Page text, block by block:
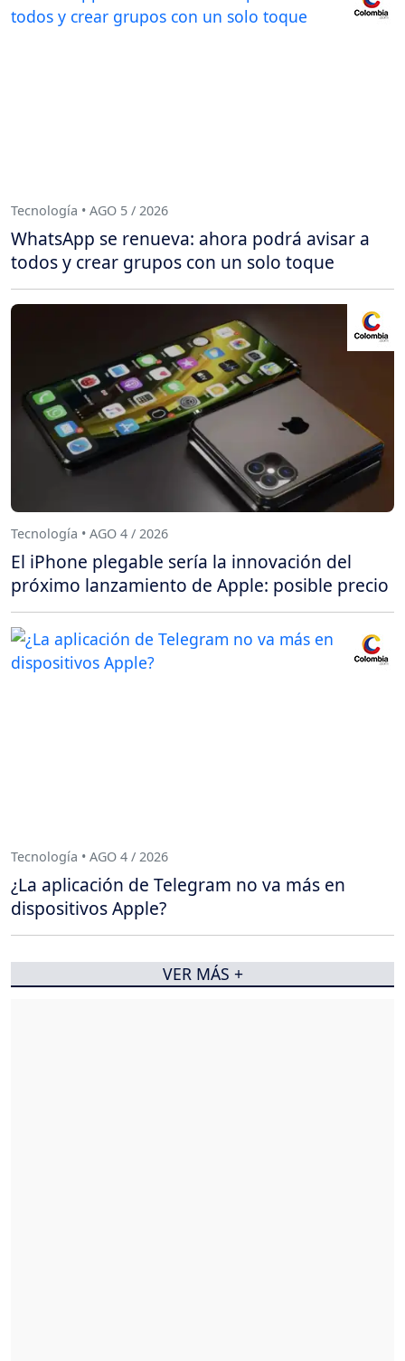
Tecnología • AGO 5 / 2026
WhatsApp se renueva: ahora podrá avisar a
todos y crear grupos con un solo toque
Tecnología • AGO 4 / 2026
El iPhone plegable sería la innovación del
próximo lanzamiento de Apple: posible precio
Tecnología • AGO 4 / 2026
¿La aplicación de Telegram no va más en
dispositivos Apple?
VER MÁS +